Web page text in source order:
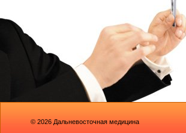
© 2026 Дальневосточная медицина